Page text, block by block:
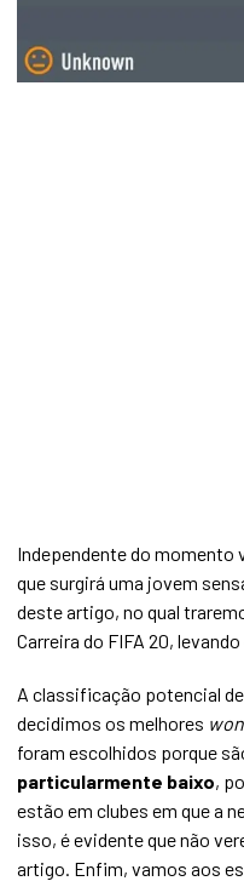
Independente do momento
que surgirá uma jovem
deste artigo, no qual
Carreira do FIFA 20,
A classificação potencial
decidimos os melhores
foram escolhidos porque
particularmente baixo,
estão em clubes em que a
isso, é evidente que não
artigo. Enfim, vamos aos